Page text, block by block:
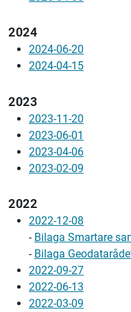
2024
2024-06-20
2024-04-15
2023
2023-11-20
2023-06-01
2023-04-06
2023-02-09
2022
2022-12-08
- Bilaga Smartare
- Bilaga
2022-09-27
2022-06-13
2022-03-09